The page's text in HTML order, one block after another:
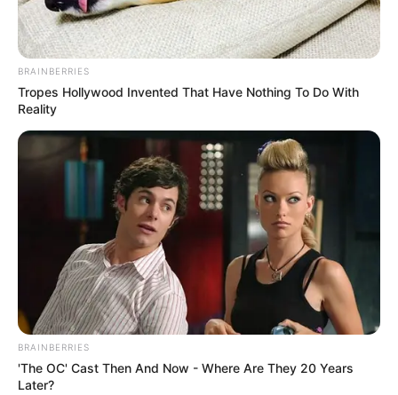
Usuário:qualquer pessoa física ou jurídica que acesse ou
utilize, mediante qualquer meio, incluindo aparelhos
móveis, celulares, tablets, computadores pessoais,
navegadores de internet e demais meios de acesso que
vierem a ser desenvolvidos.
de Dados Pessoais. Nesta “Política” você poderá ser
referido também como usuário.
Como podemos ter acesso aos seus dados?
A quantidade e o tipo de informações coletadas pelo
Revista Artesanatopode variar conforme a sua vontade,
autorização, bem como o uso que você faz de nossos
websites e de nossas ferramentas.
Vamos lhe explicar como podemos ter acesso aos seus
dados:
Dados fornecidos por você:
quando você realiza o cadastro e/ou preenche
formulários oferecidos pelo
BRAINBERRIES
Tropes Hollywood Invented That Have Nothing To Do With
Reality
BRAINBERRIES
'The OC' Cast Then And Now - Where Are They 20 Years
Later?